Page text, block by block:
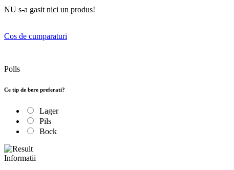
NU s-a gasit nici un produs!
Cos de cumparaturi
Polls
Ce tip de bere preferati?
Lager
Pils
Bock
Informatii